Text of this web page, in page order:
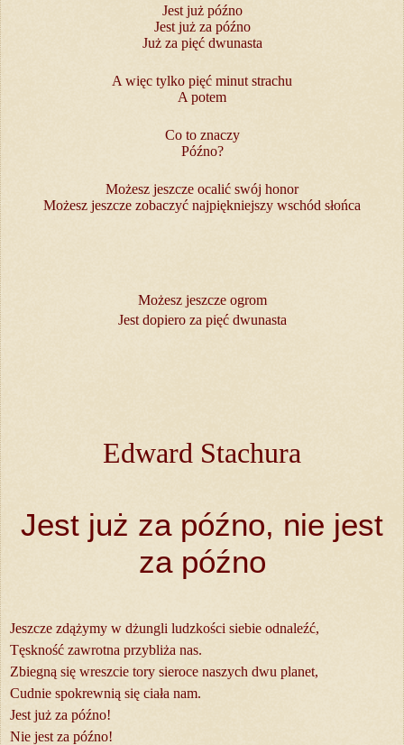
Jest już późno
Jest już za późno
Już za pięć dwunasta
A więc tylko pięć minut strachu
A potem
Co to znaczy
Późno?
Możesz jeszcze ocalić swój honor
Możesz jeszcze zobaczyć najpiękniejszy wschód słońca
Możesz jeszcze ogrom
Jest dopiero za pięć dwunasta
Edward Stachura
Jest już za późno, nie jest
za późno
Jeszcze zdążymy w dżungli ludzkości siebie odnaleźć,
Tęskność zawrotna przybliża nas.
Zbiegną się wreszcie tory sieroce naszych dwu planet,
Cudnie spokrewnią się ciała nam.
Jest już za późno!
Nie jest za późno!